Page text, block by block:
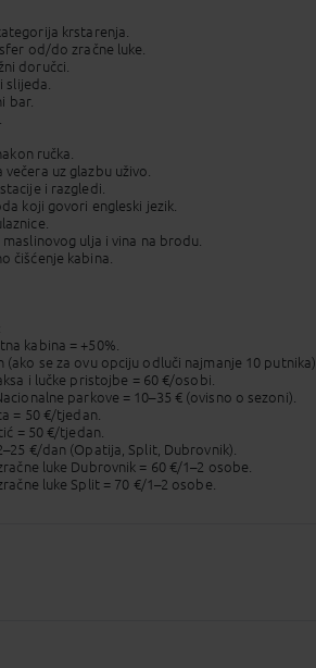
krstarenja.
od/do zračne luke.
doručci.
slijeda.
bar.
ručka.
večera uz glazbu uživo.
i razgledi.
koji govori engleski jezik.
ulja i vina na brodu.
čišćenje kabina.
kabina = +50%.
(ako se za ovu opciju odluči najmanje 10 putnika).
i lučke pristojbe = 60 €/osobi.
parkove = 10–35 € (ovisno o sezoni).
= 50 €/tjedan.
= 50 €/tjedan.
€/dan (Opatija, Split, Dubrovnik).
luke Dubrovnik = 60 €/1–2 osobe.
luke Split = 70 €/1–2 osobe.